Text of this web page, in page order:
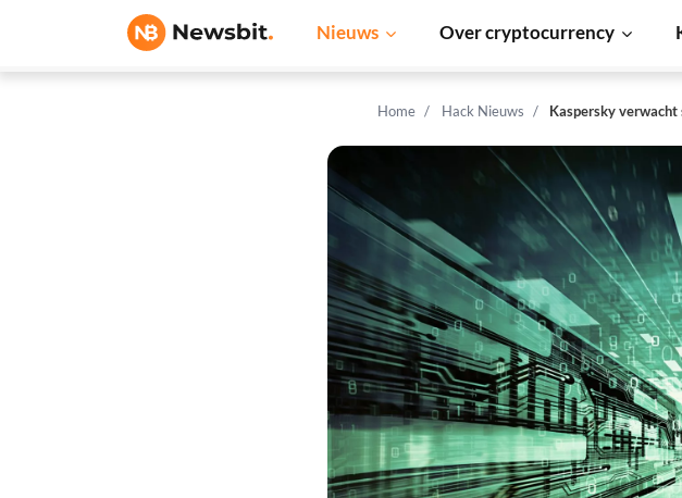
Nieuws Over cryptocurrency
Home Hack Nieuws Kaspersky